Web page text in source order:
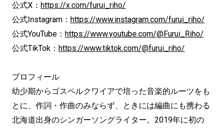
公式X： https://x.com/furui_riho/
公式Instagram： https://www.instagram.com/furui_riho/
公式YouTube： https://www.youtube.com/@Furui_Riho/
公式TikTok： https://www.tiktok.com/@furui_riho/
プロフィール
幼少期からゴスペルクワイアで培った音楽的ルーツをも
とに、作詞・作曲のみならず、ときには編曲にも携わる
北海道出身のシンガーソングライター。2019年に初の